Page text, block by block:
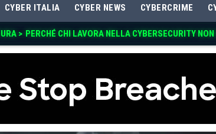
CYBER ITALIA CYBER NEWS CYBERCRIME
> PERCHÉ CHI LAVORA NELLA CYBERSECURITY